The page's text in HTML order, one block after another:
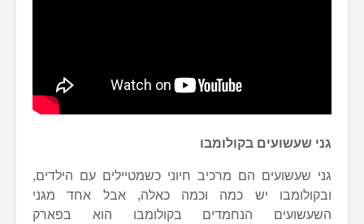
גני שעשועים בקולומבו
גני שעשועים הם מרכיב חיוני כשמטיילים עם הילדים,
ובקולומבו יש כמה וכמה כאלה, אבל אחד מגני
השעשועים הנחמדים בקולומבו הוא בפארק